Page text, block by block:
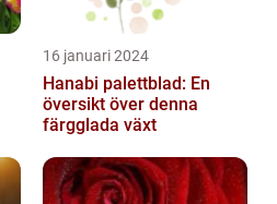
16 januari 2024
Hanabi palettblad: En
översikt över denna
färgglada växt